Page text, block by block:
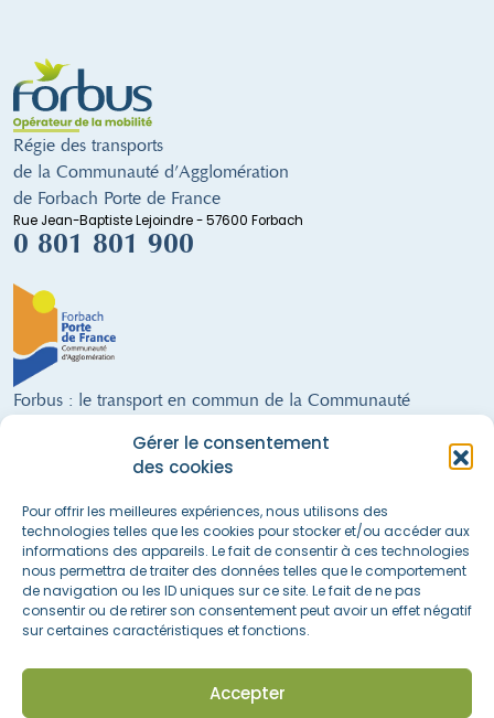
Gérer le consentement
des cookies
Pour offrir les meilleures expériences, nous utilisons des
technologies telles que les cookies pour stocker et/ou accéder aux
informations des appareils. Le fait de consentir à ces technologies
nous permettra de traiter des données telles que le comportement
de navigation ou les ID uniques sur ce site. Le fait de ne pas
consentir ou de retirer son consentement peut avoir un effet négatif
sur certaines caractéristiques et fonctions.
Accepter
Régie des transports
de la Communauté d’Agglomération
de Forbach Porte de France
Rue Jean-Baptiste Lejoindre - 57600 Forbach
0 801 801 900
Forbus : le transport en commun de la Communauté
9 lignes régulières · un service de Transport à la Demande · 300 arrêts ·
28 véhicules (dont 21 alimentés au GNV) · 68 salariés · 21 communes
FORBUS AU SERVICE DE LA MOBILITÉ DU TERRITOIRE !
Nous suivre sur les réseaux sociaux
Accès rapide
Actualités & informations